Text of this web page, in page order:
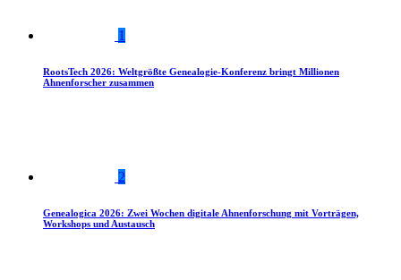
1
RootsTech 2026: Weltgrößte Genealogie-Konferenz bringt Millionen
Ahnenforscher zusammen
2
Genealogica 2026: Zwei Wochen digitale Ahnenforschung mit Vorträgen,
Workshops und Austausch